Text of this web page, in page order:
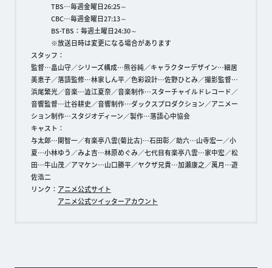
TBS…毎週金曜日26:25～
CBC…毎週金曜日27:13～
BS-TBS：毎週土曜日24:30～
※放送日時は変更になる場合があります
スタッフ：
監督…畠山守／シリーズ構成…熊谷純／キャラクターデザイン…細居
美恵子／落語監修…林家しん平／色彩設計…佐野ひとみ／撮影監督…
浜尾繁光／音楽…澁江夏奈／音楽制作…スターチャイルドレコード／
音響監督…辻谷耕史／音響制作…ダックスプロダクション／アニメー
ション制作…スタジオディーン／製作…落語心中協会
キャスト：
与太郎…関智一／有楽亭八雲(菊比古)…石田彰／助六…山寺宏一／小
夏…小林ゆう／みよ吉…林原めぐみ／七代目有楽亭八雲…家中宏／松
田…牛山茂／アマケン…山口勝平／ヤクザ兄貴…加瀬康之／萬月…遊
佐浩二
リンク： アニメ公式サイト
アニメ公式ツイッターアカウント